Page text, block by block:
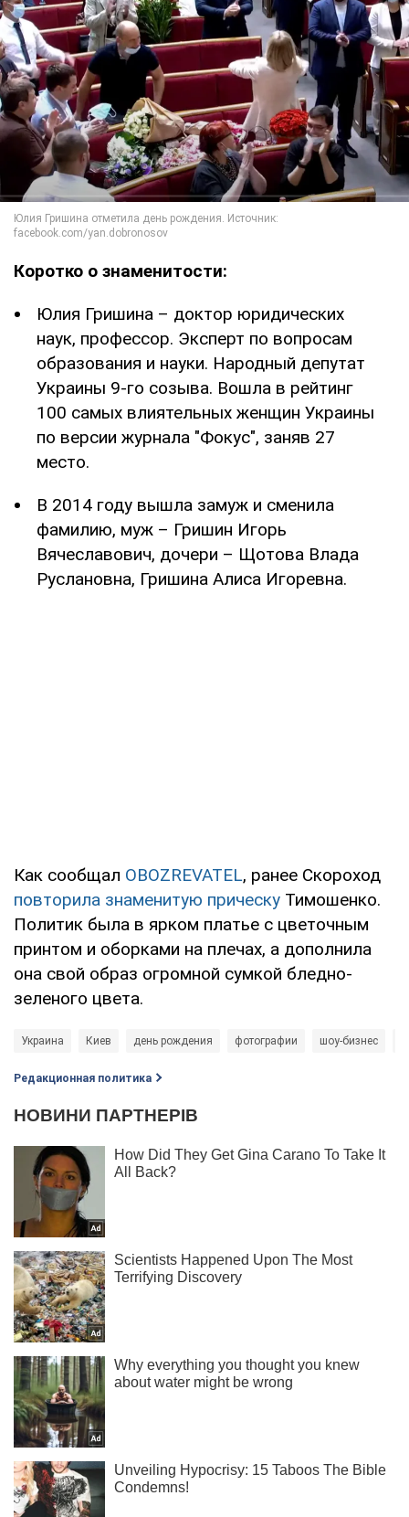
Коротко о знаменитости:
Юлия Гришина – доктор юридических
наук, профессор. Эксперт по вопросам
образования и науки. Народный депутат
Украины 9-го созыва. Вошла в рейтинг
100 самых влиятельных женщин Украины
по версии журнала "Фокус", заняв 27
место.
В 2014 году вышла замуж и сменила
фамилию, муж – Гришин Игорь
Вячеславович, дочери – Щотова Влада
Руслановна, Гришина Алиса Игоревна.
Как сообщал OBOZREVATEL, ранее Скороход
повторила знаменитую прическу Тимошенко.
Политик была в ярком платье с цветочным
принтом и оборками на плечах, а дополнила
она свой образ огромной сумкой бледно-
зеленого цвета.
Украина Киев день рождения фотографии шоу-бизнес
Редакционная политика